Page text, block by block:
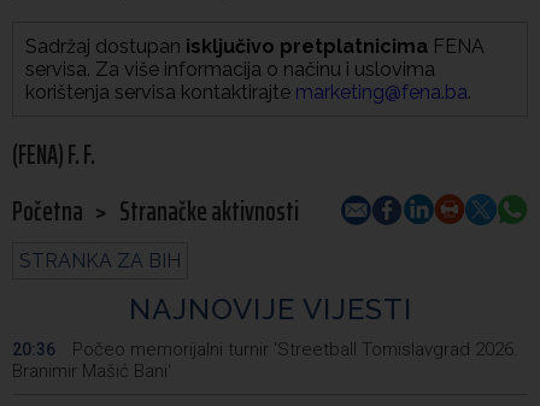
Sadržaj dostupan isključivo pretplatnicima FENA
servisa. Za više informacija o načinu i uslovima
korištenja servisa kontaktirajte marketing@fena.ba.
(FENA) F. F.
Početna > Stranačke aktivnosti
STRANKA ZA BIH
NAJNOVIJE VIJESTI
20:36
Počeo memorijalni turnir 'Streetball Tomislavgrad 2026.
Branimir Mašić Bani'